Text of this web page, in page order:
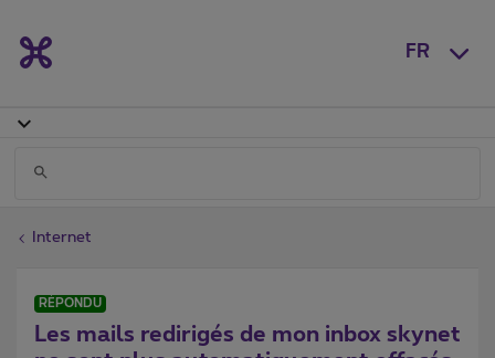
FR
Internet
RÉPONDU
Les mails redirigés de mon inbox skynet